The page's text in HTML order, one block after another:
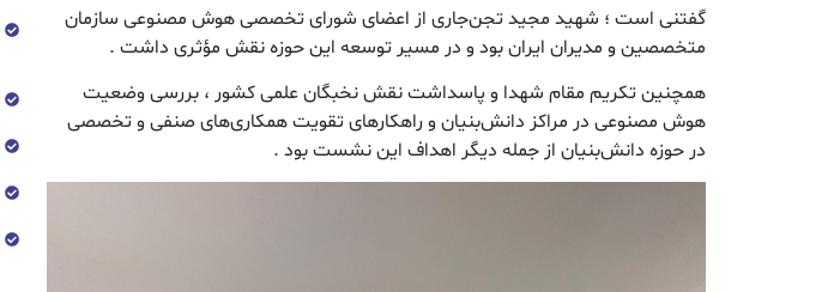
گفتنی است ؛ شهید مجید تجن‌جاری از اعضای شورای تخصصی هوش مصنوعی سازمان
متخصصین و مدیران ایران بود و در مسیر توسعه این حوزه نقش مؤثری داشت .
همچنین تکریم مقام شهدا و پاسداشت نقش نخبگان علمی کشور ، بررسی وضعیت
هوش مصنوعی در مراکز دانش‌بنیان و راهکارهای تقویت همکاری‌های صنفی و تخصصی
در حوزه دانش‌بنیان از جمله دیگر اهداف این نشست بود .